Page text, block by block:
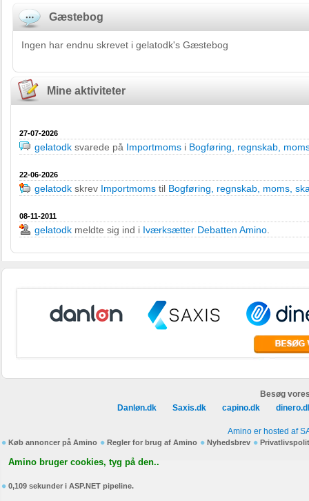
Gæstebog
Ingen har endnu skrevet i gelatodk's Gæstebog
Mine aktiviteter
27-07-2026
gelatodk svarede på Importmoms i Bogføring, regnskab,
22-06-2026
gelatodk skrev Importmoms til Bogføring, regnskab, moms,
08-11-2011
gelatodk meldte sig ind i Iværksætter Debatten Amino
Besøg
Danløn.dk
Saxis.dk capino.dk
Amino er hosted af
Køb annoncer på Amino Regler for brug af Amino Nyhedsbrev
Amino bruger cookies, tyg på den..
0,109 sekunder i ASP.NET pipeline.